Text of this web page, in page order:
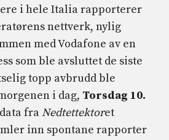
i hele Italia rapporterer
nettverk, nylig
med Vodafone av en
som ble avsluttet de siste
topp avbrudd ble
i dag, Torsdag 10.
fraNedtettektoret
inn spontane rapporter